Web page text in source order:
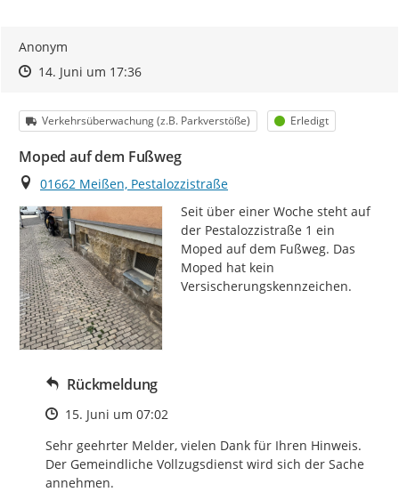
Anonym
Zeitpunkt des Erstellens
Zeitpunkt des Erstellens
14. Juni um 17:36Zur Äußerung
Kategorie
Verkehrsüberwachung (z.B. Parkverstöße) Status
Erledigt
Moped auf dem Fußweg
Ort
01662 Meißen, Pestalozzistraße
Seit über einer Woche steht auf
der Pestalozzistraße 1 ein
Moped auf dem Fußweg. Das
Moped hat kein
Versischerungskennzeichen.
Rückmeldung
Zeitpunkt des Erstellens
15. Juni um 07:02
Sehr geehrter Melder, vielen Dank für Ihren Hinweis.
Der Gemeindliche Vollzugsdienst wird sich der Sache
annehmen.